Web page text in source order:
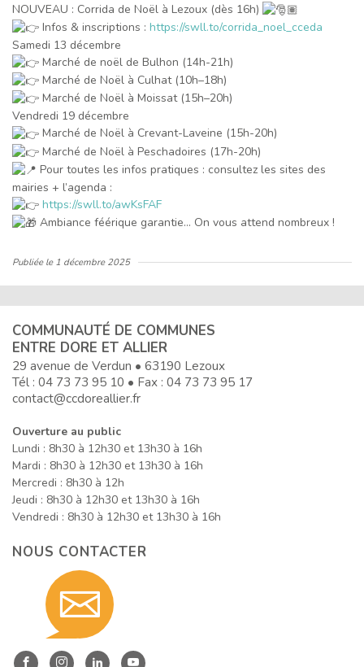
NOUVEAU : Corrida de Noël à Lezoux (dès 16h)
Infos & inscriptions : https://swll.to/corrida_noel_cceda
Samedi 13 décembre
Marché de noël de Bulhon (14h-21h)
Marché de Noël à Culhat (10h–18h)
Marché de Noël à Moissat (15h–20h)
Vendredi 19 décembre
Marché de Noël à Crevant-Laveine (15h-20h)
Marché de Noël à Peschadoires (17h-20h)
Pour toutes les infos pratiques : consultez les sites des
mairies + l’agenda :
https://swll.to/awKsFAF
Ambiance féérique garantie… On vous attend nombreux !
Publiée le1 décembre 2025
COMMUNAUTÉ DE COMMUNES
ENTRE DORE ET ALLIER
29 avenue de Verdun • 63190 Lezoux
Tél : 04 73 73 95 10 • Fax : 04 73 73 95 17
contact@ccdoreallier.fr
Ouverture au public
Lundi : 8h30 à 12h30 et 13h30 à 16h
Mardi : 8h30 à 12h30 et 13h30 à 16h
Mercredi : 8h30 à 12h
Jeudi : 8h30 à 12h30 et 13h30 à 16h
Vendredi : 8h30 à 12h30 et 13h30 à 16h
NOUS CONTACTER
Entre Entre Entre Entre